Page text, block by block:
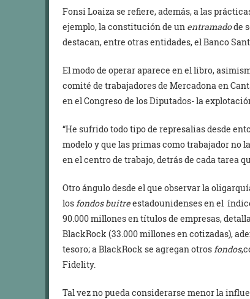
Fonsi Loaiza se refiere, además, a las
ejemplo, la constitución de un entramadode
destacan, entre otras entidades, el Banco
El modo de operar aparece en el libro,
comité de trabajadores de Mercadona en
en el Congreso de los Diputados- la
“He sufrido todo tipo de represalias desde
modelo y que las primas como trabajador no
en el centro de trabajo, detrás de cada tarea
Otro ángulo desde el que observar la
los fondos buitreestadounidenses en el
90.000 millones en títulos de empresas,
BlackRock (33.000 millones en cotizadas),
tesoro; a BlackRock se agregan otros fondos
Fidelity.
Tal vez no pueda considerarse menor la